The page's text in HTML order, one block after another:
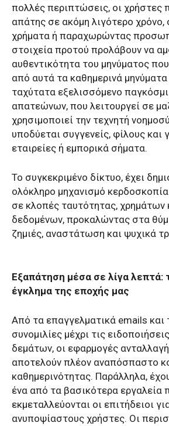
πολλές περιπτώσεις, οι χρήστες
απάτης σε ακόμη λιγότερο χρόνο,
χρήματα ή παραχωρώντας
στοιχεία προτού προλάβουν να
αυθεντικότητα του μηνύματος
από αυτά τα καθημερινά μηνύματα
ταχύτατα εξελισσόμενο
απατεώνων, που λειτουργεί σε
χρησιμοποιεί την τεχνητή
υποδύεται συγγενείς, φίλους και
εταιρείες ή εμπορικά σήματα.
Το συγκεκριμένο δίκτυο, έχει
ολόκληρο μηχανισμό
σε κλοπές ταυτότητας,
δεδομένων, προκαλώντας στα
ζημιές, αναστάτωση και ψυχικά
Εξαπάτηση μέσα σε λίγα λεπτά:
έγκλημα της εποχής μας
Από τα επαγγελματικά emails και
συνομιλίες μέχρι τις
δεμάτων, οι εφαρμογές
αποτελούν πλέον αναπόσπαστο
καθημερινότητας. Παράλληλα,
ένα από τα βασικότερα εργαλεία
εκμεταλλεύονται οι επιτήδειοι
ανυποψίαστους χρήστες. Οι